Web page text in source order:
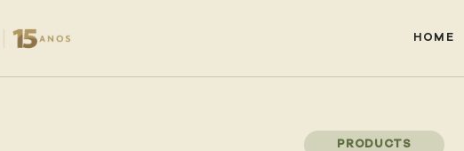
HOME
PRODUCTS